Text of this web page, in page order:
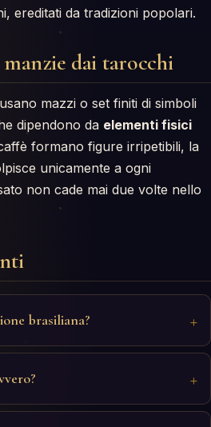
ereditati da tradizioni popolari.
dai tarocchi
mazzi o set finiti di simboli
dipendono da elementi fisici
formano figure irripetibili, la
unicamente a ogni
non cade mai due volte nello
brasiliana?